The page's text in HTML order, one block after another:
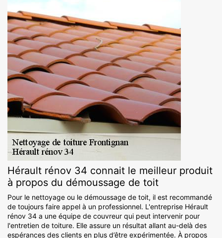
Hérault rénov 34 connait le meilleur produit
à propos du démoussage de toit
Pour le nettoyage ou le démoussage de toit, il est recommandé
de toujours faire appel à un professionnel. L'entreprise Hérault
rénov 34 a une équipe de couvreur qui peut intervenir pour
l'entretien de toiture. Elle assure un résultat allant au-delà des
espérances des clients en plus d’être expérimentée. À propos